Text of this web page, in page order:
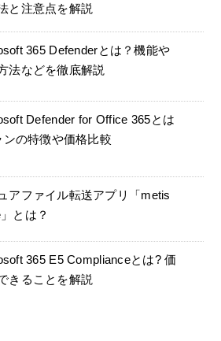
と注意点を解説
365 Defenderとは？機能や
法などを徹底解説
Defender for Office 365とは
ンの特徴や価格比較
アファイル転送アプリ「metis
とは？
365 E5 Complianceとは? 価
きることを解説